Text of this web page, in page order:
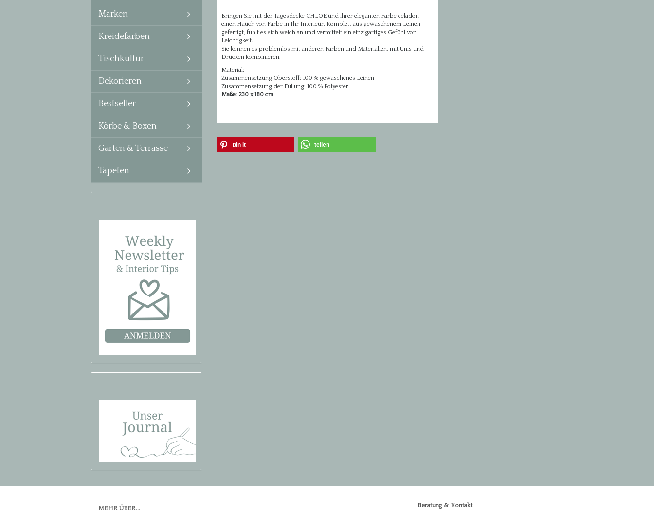
Bringen Sie mit der Tagesdecke CHLOE und ihrer eleganten Farbe celadon
einen Hauch von Farbe in Ihr Interieur. Komplett aus gewaschenem Leinen
gefertigt, fühlt es sich weich an und vermittelt ein einzigartiges Gefühl von
Leichtigkeit.
Sie können es problemlos mit anderen Farben und Materialien, mit Unis und
Drucken kombinieren.
Material:
Zusammensetzung Oberstoff: 100 % gewaschenes Leinen
Zusammensetzung der Füllung: 100 % Polyester
Maße: 230 x 180 cm
pin it teilen
Marken
Kreidefarben
Tischkultur
Dekorieren
Bestseller
Körbe & Boxen
Garten & Terrasse
Tapeten
MEHR ÜBER...
Beratung & Kontakt